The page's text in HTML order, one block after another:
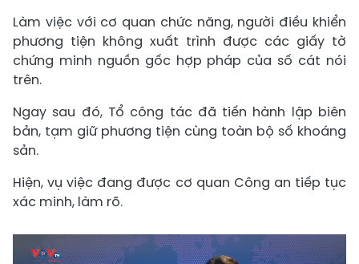
Làm việc với cơ quan chức năng, người điều khiển
phương tiện không xuất trình được các giấy tờ
chứng minh nguồn gốc hợp pháp của số cát nói
trên.
Ngay sau đó, Tổ công tác đã tiến hành lập biên
bản, tạm giữ phương tiện cùng toàn bộ số khoáng
sản.
Hiện, vụ việc đang được cơ quan Công an tiếp tục
xác minh, làm rõ.